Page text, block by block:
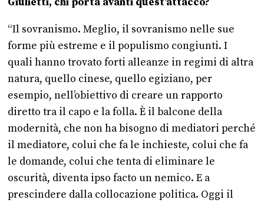
“Il sovranismo. Meglio, il sovranismo nelle sue
forme più estreme e il populismo congiunti. I
quali hanno trovato forti alleanze in regimi di altra
natura, quello cinese, quello egiziano, per
esempio, nell’obiettivo di creare un rapporto
diretto tra il capo e la folla. È il balcone della
modernità, che non ha bisogno di mediatori perché
il mediatore, colui che fa le inchieste, colui che fa
le domande, colui che tenta di eliminare le
oscurità, diventa ipso facto un nemico. E a
prescindere dalla collocazione politica. Oggi il